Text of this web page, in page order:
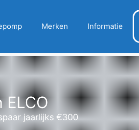
Merken Informatie
jaarlijks €300